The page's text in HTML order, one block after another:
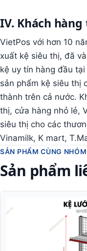
IV. Khách
VietPos với hơn 10
xuất kệ siêu thị, đã
kệ uy tín hàng đầu
sản phẩm kệ siêu thị
thành trên cả nước.
thị, cửa hàng nhỏ lẻ,
siêu thị cho các
Vinamilk, K mart,
SẢN PHẨM CÙNG NHÓM
Sản phẩm